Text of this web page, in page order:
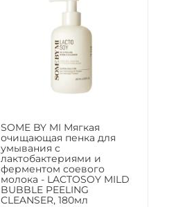
SOME BY MI Мягкая
очищающая пенка для
умывания с
лактобактериями и
ферментом соевого
молока - LACTOSOY MILD
BUBBLE PEELING
CLEANSER, 180мл